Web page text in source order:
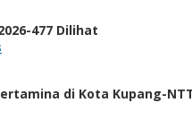
Aman,
Sasaran
oleh
-477 Dilihat
di Kota Kupang-